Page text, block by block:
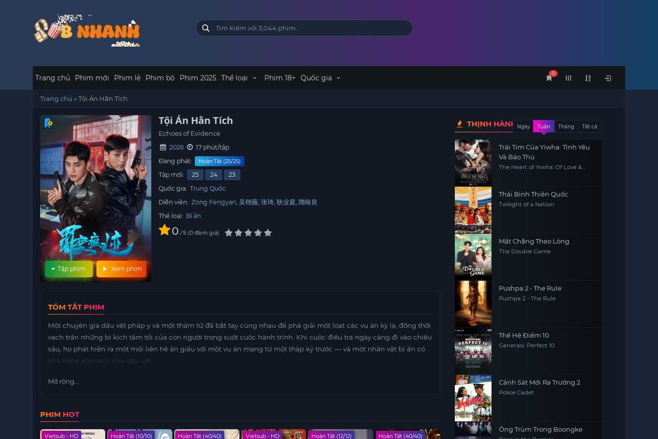
0
Trang chủ Phim mới Phim lẻ Phim bộ Phim 2025 Thể loại Phim 18+ Quốc gia
Trang chủ »Tội Án Hằn Tích
Xem phim
Tập phim
Tội Án Hằn Tích
Echoes of Evidence
2026
17 phút/tập
Đang phát:
Hoàn Tất (25/25)
Tập mới: 25 24
23
Quốc gia: Trung Quốc
Diễn viên: Zong Fengyan 吴翎薇 张琦 耿业庭 隋咏良
Thể loại: Bí ẩn
0 / 5 0 đánh giá
TÓM TẮT PHIM
Một chuyên gia dấu vết pháp y và một thám tử đã bắt tay cùng nhau để phá giải một loạt các vụ án kỳ lạ, đồng thời
vạch trần những bi kịch tăm tối của con người trong suốt cuộc hành trình. Khi cuộc điều tra ngày càng đi vào chiều
sâu, họ phát hiện ra một mối liên hệ ẩn giấu với một vụ án mạng từ một thập kỷ trước — và một nhân vật bí ẩn có
khả năng xóa sạch mọi dấu vết.
Mở rộng...
PHIM HOT
Vietsub - HD Hoàn Tất (10/10) Hoàn Tất (40/40) Vietsub - HD Hoàn Tất (12/12) Hoàn Tất (40/40) Hoàn Tất (12/12)
THỊNH HÀNHNgày Tuần Tháng Tất cả
Trái Tim Của Yiwha: Tình Yêu
Và Báo Thù
The Heart of Yiwha: Of Love &
Thái Bình Thiên Quốc
Twilight of a Nation
Mặt Chẳng Theo Lòng
The Double Game
Pushpa 2 - The Rule
Pushpa 2 - The Rule
Thế Hệ Điểm 10
Generasi: Perfect 10
Cảnh Sát Mới Ra Trường 2
Police Cadet
Ông Trùm Trong Boongke